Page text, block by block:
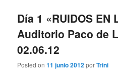
Día 1 «RUIDOS EN
Auditorio Paco de
02.06.12
Posted on11 junio 2012porTrini